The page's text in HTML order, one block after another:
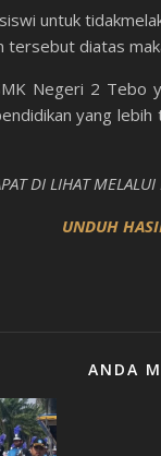
untuk
tersebut diatas
Negeri 2 Tebo
yang
DI LIHAT
UNDUH
ANDA